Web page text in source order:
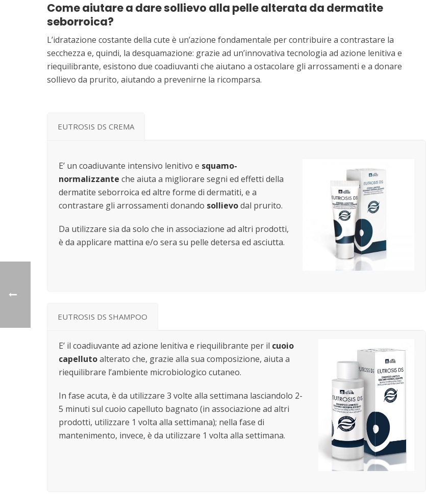
Come aiutare a dare sollievo alla pelle alterata da dermatite
seborroica?
L’idratazione costante della cute è un’azione fondamentale per contribuire a contrastare la
secchezza e, quindi, la desquamazione: grazie ad un’innovativa tecnologia ad azione lenitiva e
riequilibrante, esistono due coadiuvanti che aiutano a ostacolare gli arrossamenti e a donare
sollievo da prurito, aiutando a prevenirne la ricomparsa.
EUTROSIS DS CREMA
E’ un coadiuvante intensivo lenitivo e squamo-
normalizzante che aiuta a migliorare segni ed effetti della
dermatite seborroica ed altre forme di dermatiti, e a
contrastare gli arrossamenti donando sollievodal prurito.
Da utilizzare sia da solo che in associazione ad altri prodotti,
è da applicare mattina e/o sera su pelle detersa ed asciutta.
EUTROSIS DS SHAMPOO
E’ il coadiuvante ad azione lenitiva e riequilibrante per il cuoio
capellutoalterato che, grazie alla sua composizione, aiuta a
riequilibrare l’ambiente microbiologico cutaneo.
In fase acuta, è da utilizzare 3 volte alla settimana lasciandolo 2-
5 minuti sul cuoio capelluto bagnato (in associazione ad altri
prodotti, utilizzare 1 volta alla settimana); nella fase di
mantenimento, invece, è da utilizzare 1 volta alla settimana.